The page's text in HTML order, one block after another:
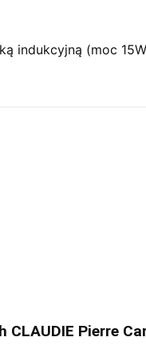
indukcyjną (moc
Pierre